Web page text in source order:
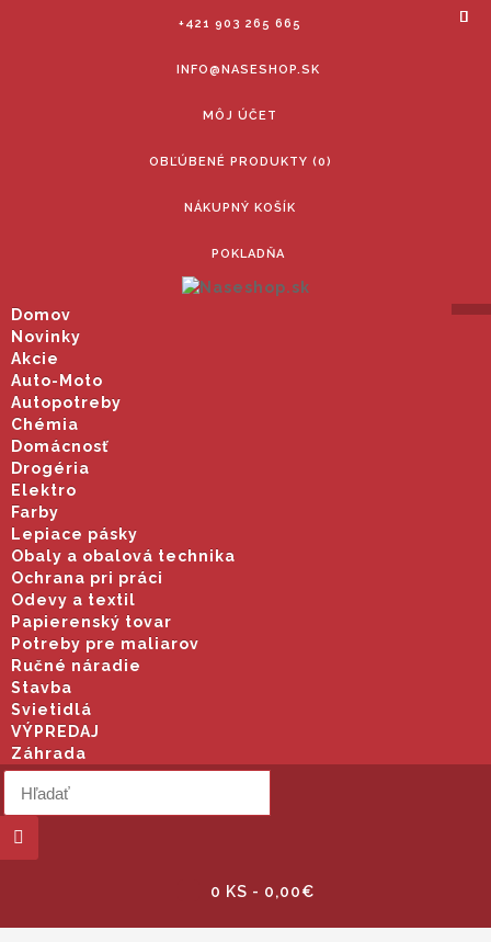
+421 903 265 665
INFO@NASESHOP.SK
MÔJ ÚČET
OBĽÚBENÉ PRODUKTY (0)
NÁKUPNÝ KOŠÍK
POKLADŇA
Domov
Novinky
Akcie
Auto-Moto
Autopotreby
Chémia
Domácnosť
Drogéria
Elektro
Farby
Lepiace pásky
Obaly a obalová technika
Ochrana pri práci
Odevy a textil
Papierenský tovar
Potreby pre maliarov
Ručné náradie
Stavba
Svietidlá
VÝPREDAJ
Záhrada
0 KS - 0,00€